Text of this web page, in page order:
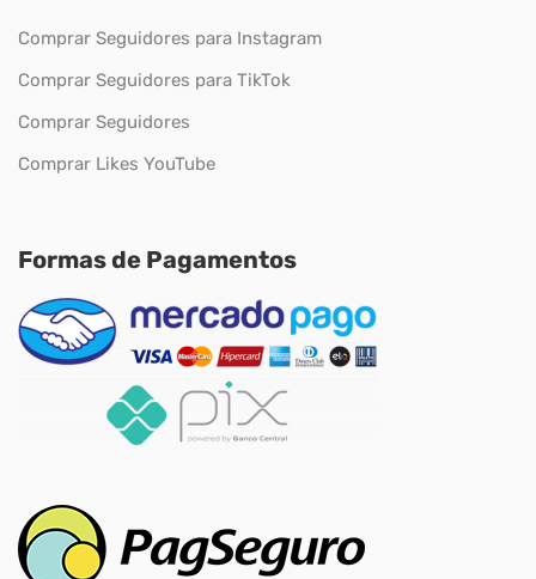
Comprar Seguidores para Instagram
Comprar Seguidores para TikTok
Comprar Seguidores
Comprar Likes YouTube
Formas de Pagamentos